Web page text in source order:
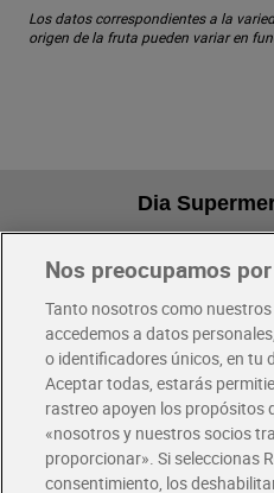
Los datos correspondientes a la
origen de la fruta pueden variar en
Dia
Pide hoy, recibe hoy
Envío gratis por compras
Envío estandar por 4,99€
Glovo y Uber Eats
Solicita tu factura de Glovo o Uber
Nos preocupamos
Tanto nosotros como
accedemos a datos
o identificadores únicos, en tu
Aceptar todas, estarás
rastreo apoyen los propósitos
«nosotros y nuestros socios
proporcionar». Si seleccionas
consentimiento, los